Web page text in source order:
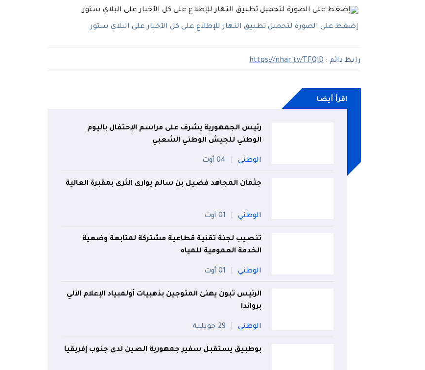
إضغط على الصورة لتحميل تطبيق النهار للإطلاع على كل الآخبار على البلاي ستور
رابط دائم :https://nhar.tv/TFQlD
اقرأ أيضا
رئيس الجمهورية يشرف على مراسم الإحتفال باليوم
الوطني للجيش الوطني الشعبي
الوطني 04 أوت
جثمان المجاهد فضيل بن سالم يوارى الثرى بمقبرة العالية
الوطني 01 أوت
تنصيب لجنة تقنية قطاعية مشتركة لمتابعة وضعية
الخدمة العمومية للمياه
الوطني 01 أوت
الرئيس تبون يهنئ المتوجين بذهبيات أولمبياد الإعلام الآلي
برواندا
الوطني 29 جويلية
بوطبيق يستقبل سفير جمهورية الصين لدى جنوب إفريقيا